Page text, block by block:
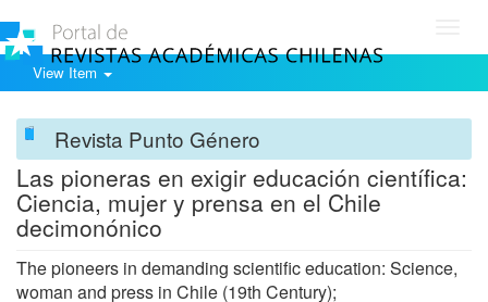
View Item
Revista Punto Género
Las pioneras en exigir educación científica:
Ciencia, mujer y prensa en el Chile
decimonónico
The pioneers in demanding scientific education: Science,
woman and press in Chile (19th Century);